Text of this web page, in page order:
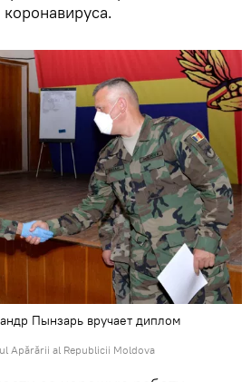
Пынзарь вручает диплом
Apărării al Republicii Moldova